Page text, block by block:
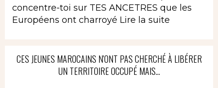
concentre-toi sur TES ANCETRES que les
Européens ont charroyé Lire la suite
CES JEUNES MAROCAINS N'ONT PAS CHERCHÉ À LIBÉRER
UN TERRITOIRE OCCUPÉ MAIS...